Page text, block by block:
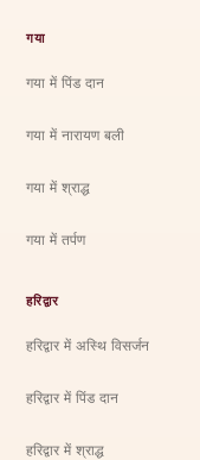
गया
गया में पिंड दान
गया में नारायण बली
गया में श्राद्ध
गया में तर्पण
हरिद्वार
हरिद्वार में अस्थि विसर्जन
हरिद्वार में पिंड दान
हरिद्वार में श्राद्ध